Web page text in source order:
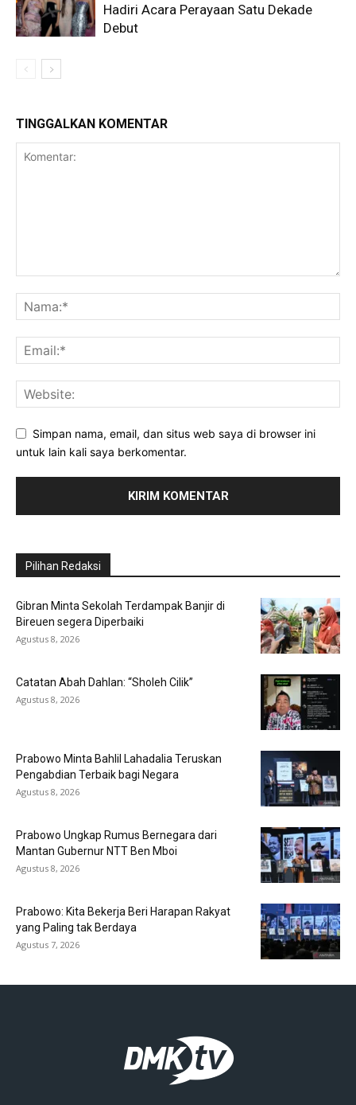
Hadiri Acara Perayaan Satu Dekade
Debut
TINGGALKAN KOMENTAR
Simpan nama, email, dan situs web saya di browser ini
untuk lain kali saya berkomentar.
Pilihan Redaksi
Gibran Minta Sekolah Terdampak Banjir di
Bireuen segera Diperbaiki
Agustus 8, 2026
Catatan Abah Dahlan: “Sholeh Cilik”
Agustus 8, 2026
Prabowo Minta Bahlil Lahadalia Teruskan
Pengabdian Terbaik bagi Negara
Agustus 8, 2026
Prabowo Ungkap Rumus Bernegara dari
Mantan Gubernur NTT Ben Mboi
Agustus 8, 2026
Prabowo: Kita Bekerja Beri Harapan Rakyat
yang Paling tak Berdaya
Agustus 7, 2026